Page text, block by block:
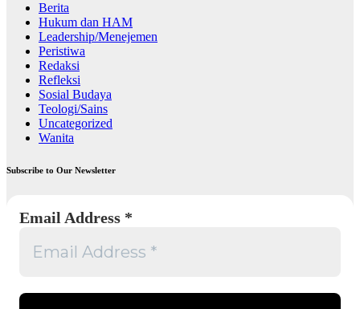
Berita
Hukum dan HAM
Leadership/Menejemen
Peristiwa
Redaksi
Refleksi
Sosial Budaya
Teologi/Sains
Uncategorized
Wanita
Subscribe to Our Newsletter
Email Address *